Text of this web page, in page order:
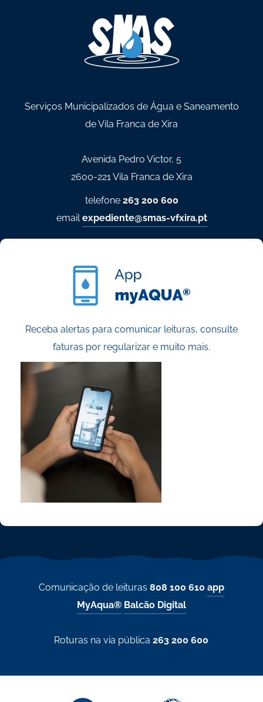
Serviços Municipalizados de Água e Saneamento
de Vila Franca de Xira
Avenida Pedro Victor, 5
2600-221 Vila Franca de Xira
telefone 263 200 600
emailexpediente@smas-vfxira.pt
Receba alertas para comunicar leituras, consulte
faturas por regularizar e muito mais.
Comunicação de leituras 808 100 610 app
MyAqua® Balcão Digital
Roturas na via pública263 200 600